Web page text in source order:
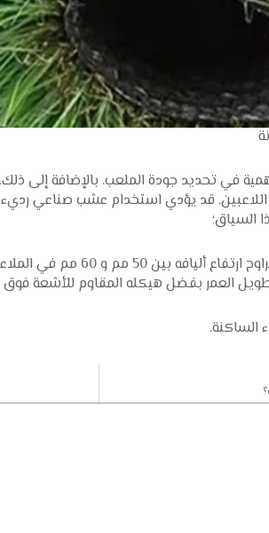
في تحديد جودة الملعب. بالإضافة إلى ذلك،
قد يؤدي استخدام عشب صناعي رديء
السياق؛
يجب اختيار العشب الصناعي
الساكنة.